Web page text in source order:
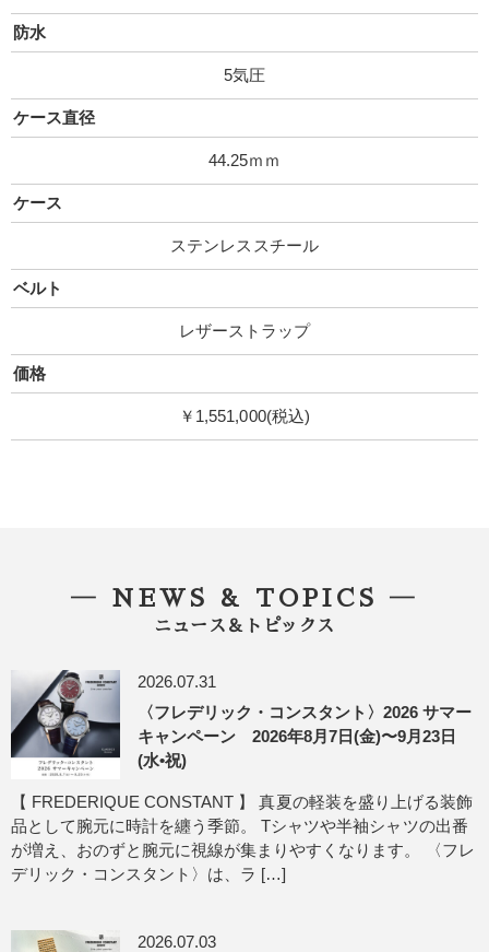
防水
5気圧
ケース直径
44.25ｍｍ
ケース
ステンレススチール
ベルト
レザーストラップ
価格
￥1,551,000(税込)
― NEWS & TOPICS ―
ニュース＆トピックス
2026.07.31
〈フレデリック・コンスタント〉2026 サマー
キャンペーン 2026年8月7日(金)〜9月23日
(水•祝)
【 FREDERIQUE CONSTANT 】 真夏の軽装を盛り上げる装飾
品として腕元に時計を纏う季節。 Tシャツや半袖シャツの出番
が増え、おのずと腕元に視線が集まりやすくなります。 〈フレ
デリック・コンスタント〉は、ラ […]
2026.07.03